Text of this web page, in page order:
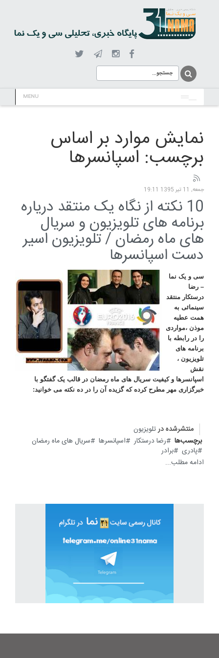
MENU
نمایش موارد بر اساس
برچسب: اسپانسرها
جمعه, 11 تیر 1395 19:11
10 نکته از نگاه یک منتقد دریاره
برنامه های تلویزیون و سریال
های ماه رمضان / تلویزیون اسیر
دست اسپانسرها
سی و یک نما
– رضا
درستکار منتقد
سینمائی به
همت عطیه
موذن ،مواردی
را در رابطه با
برنامه های
تلویزیون ،
نقش
اسپانسرها و کیفیت سریال های ماه رمضان در قالب یک گفتگو با
خبرگزاری مهر مطرح کرده که گزیده آن را در ده نکته می خوانید:
منتشرشده درتلویزیون
برچسب‌ها
رضا درستکار اسپانسرها
سریال های ماه رمضان
پادری
برادر
ادامه مطلب...